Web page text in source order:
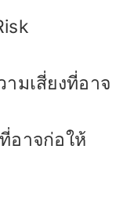
มเสี่ยงที่อาจ
อาจก่อให้